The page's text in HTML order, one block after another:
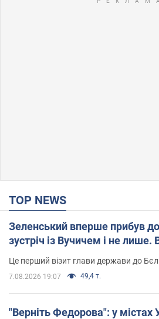
TOP NEWS
Зеленський вперше прибув до
зустріч із Вучичем і не лише.
Це перший візит глави держави до
7.08.2026 19:07 49,4 т.
"Верніть Федорова": у містах